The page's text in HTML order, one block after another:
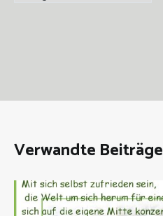
Verwandte Beiträge